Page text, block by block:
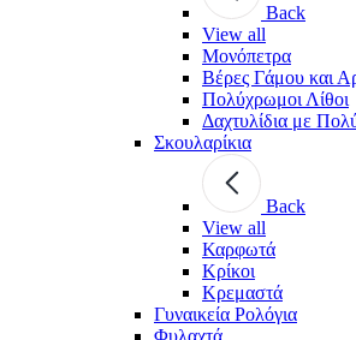
Back
View all
Μονόπετρα
Βέρες Γάμου και
Πολύχρωμοι Λίθοι
Δαχτυλίδια με
Σκουλαρίκια
Back
View all
Καρφωτά
Κρίκοι
Κρεμαστά
Γυναικεία Ρολόγια
Φυλαχτά